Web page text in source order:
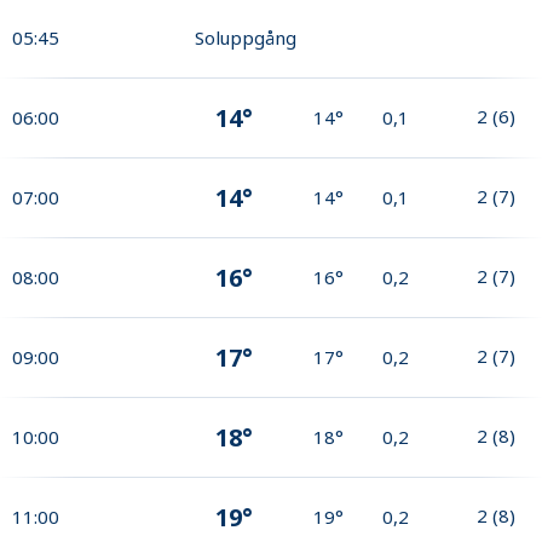
05:45 Soluppgång
06:00 14° 14° 0,1 2 (6)
07:00 14° 14° 0,1 2 (7)
08:00 16° 16° 0,2 2 (7)
09:00 17° 17° 0,2 2 (7)
10:00 18° 18° 0,2 2 (8)
11:00 19° 19° 0,2 2 (8)